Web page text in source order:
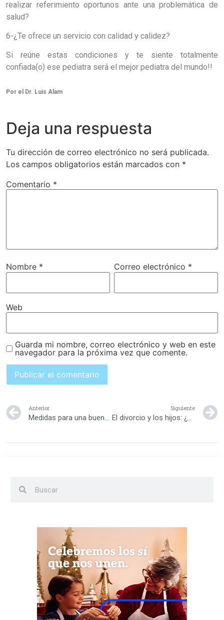
realizar referimiento oportunos ante una problemática de
salud?
6-¿Te ofrece un servicio con calidad y calidez?
Si reúne estas condiciones y te siente totalmente
confiada(o) ese pediatra será el mejor pediatra del mundo!!
Por el Dr. Luis Alam
Deja una respuesta
Tu dirección de correo electrónico no será publicada.
Los campos obligatorios están marcados con *
Comentario *
Nombre * Correo electrónico *
Web
Guarda mi nombre, correo electrónico y web en este
navegador para la próxima vez que comente.
Anterior Siguiente